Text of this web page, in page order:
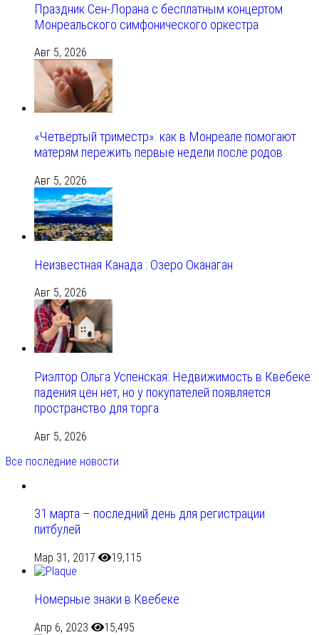
Праздник Сен-Лорана с бесплатным концертом
Монреальского симфонического оркестра
Авг 5, 2026
«Четвёртый триместр»: как в Монреале помогают
матерям пережить первые недели после родов
Авг 5, 2026
Неизвестная Канада : Озеро Оканаган
Авг 5, 2026
Риэлтор Ольга Успенская: Недвижимость в Квебеке:
падения цен нет, но у покупателей появляется
пространство для торга
Авг 5, 2026
Все последние новости
31 марта – последний день для регистрации
питбулей
Мар 31, 2017 19,115
Номерные знаки в Квебеке
Апр 6, 2023 15,495